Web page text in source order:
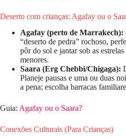
Deserto com crianças: Agafay ou o
Agafay (perto de Marrakech):
“deserto de pedra” rochoso,
pôr do sol e jantar sob as
menores.
Saara (Erg Chebbi/Chigaga):
Planeje pausas e uma ou duas
a pena; escolha barracas
Guia: Agafay ou o Saara?
Conexões Culturais (Para Crianças)